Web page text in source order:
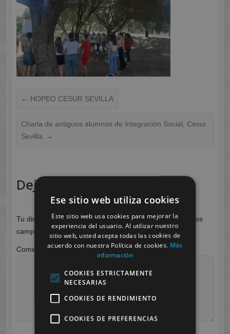
← HOPEO CESUR SEVILLA
Charla de antiguos alumnos de Integración Social, Cesur
Sevilla. →
Deja una respuesta
Tu dirección de correo electrónico no será publicada.
Los
campos obligatorios están marcados con
Comentario*
Ese sitio web utiliza cookies
Este sitio web usa cookies para mejorar la
experiencia del usuario. Al utilizar nuestro
sitio web, usted acepta todas las cookies de
acuerdo con nuestra Política de cookies. Más
información
COOKIES ESTRICTAMENTE
NECESARIAS
COOKIES DE RENDIMIENTO
COOKIES DE PREFERENCIAS